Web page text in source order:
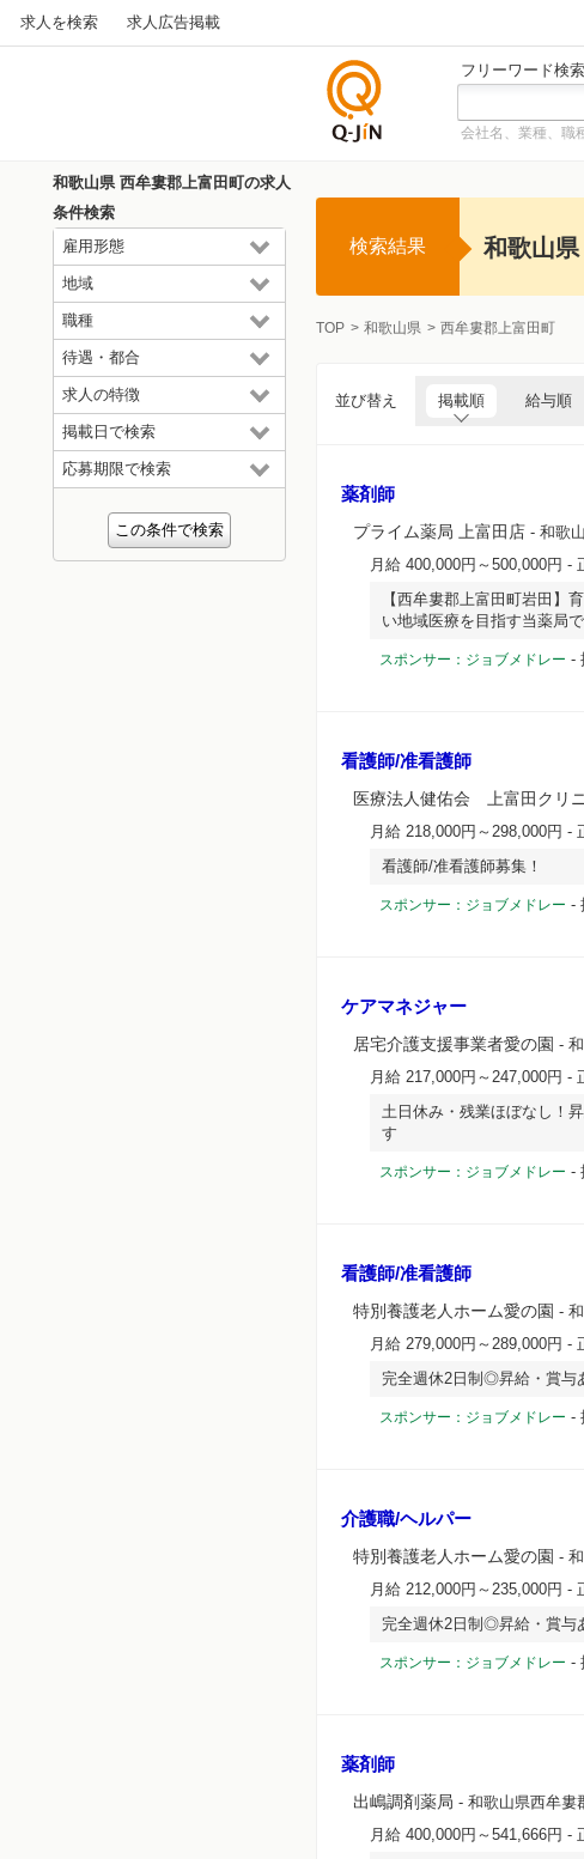
求人を検索 求人広告掲載
人サイ
フリーワード検索
会社名、業種、職
和歌山県 西牟婁郡上富田町の求人
条件検索
雇用形態
地域
職種
待遇・都合
求人の特徴
掲載日で検索
応募期限で検索
検索結果 和歌山県
TOP 和歌山県 西牟婁郡上富田町
並び替え 掲載順 給与順
薬剤師
プライム薬局 上富田店 - 和歌
月給 400,000円～500,000円 -
【西牟婁郡上富田町岩田】
い地域医療を目指す当薬局
スポンサー：ジョブメドレー -
看護師/准看護師
医療法人健佑会 上富田クリ
月給 218,000円～298,000円 -
看護師/准看護師募集！
スポンサー：ジョブメドレー -
ケアマネジャー
居宅介護支援事業者愛の園 -
月給 217,000円～247,000円 -
土日休み・残業ほぼなし！
す
スポンサー：ジョブメドレー -
看護師/准看護師
特別養護老人ホーム愛の園 -
月給 279,000円～289,000円 -
完全週休2日制◎昇給・賞与
スポンサー：ジョブメドレー -
介護職/ヘルパー
特別養護老人ホーム愛の園 -
月給 212,000円～235,000円 -
完全週休2日制◎昇給・賞与
スポンサー：ジョブメドレー -
薬剤師
出嶋調剤薬局 - 和歌山県西牟婁
月給 400,000円～541,666円 -